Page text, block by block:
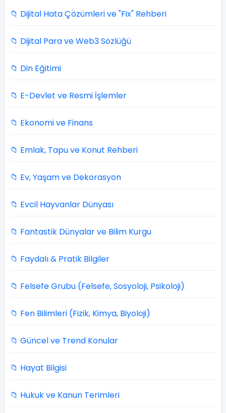
📁 Dijital Hata Çözümleri ve "Fix" Rehberi
📁 Dijital Para ve Web3 Sözlüğü
📁 Din Eğitimi
📁 E-Devlet ve Resmi İşlemler
📁 Ekonomi ve Finans
📁 Emlak, Tapu ve Konut Rehberi
📁 Ev, Yaşam ve Dekorasyon
📁 Evcil Hayvanlar Dünyası
📁 Fantastik Dünyalar ve Bilim Kurgu
📁 Faydalı & Pratik Bilgiler
📁 Felsefe Grubu (Felsefe, Sosyoloji, Psikoloji)
📁 Fen Bilimleri (Fizik, Kimya, Biyoloji)
📁 Güncel ve Trend Konular
📁 Hayat Bilgisi
📁 Hukuk ve Kanun Terimleri